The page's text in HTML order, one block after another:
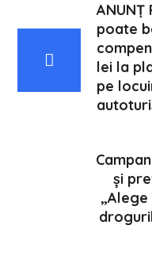
ANUNȚ
poate
lei la
pe
și
„Alege